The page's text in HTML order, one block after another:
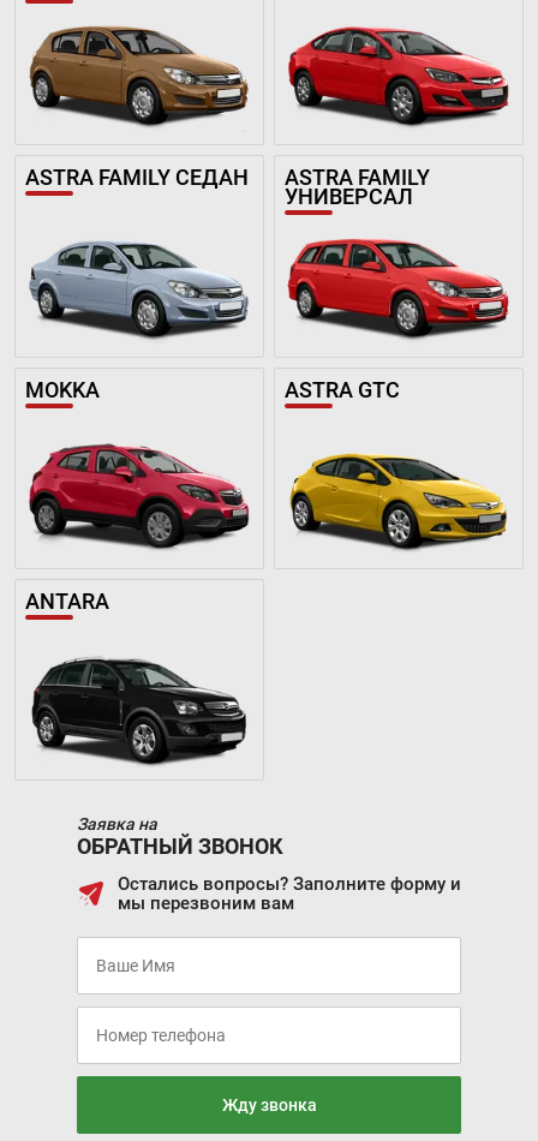
ASTRA FAMILY СЕДАН ASTRA FAMILY
УНИВЕРСАЛ
MOKKA ASTRA GTC
ANTARA
Заявка на
ОБРАТНЫЙ ЗВОНОК
Остались вопросы? Заполните форму и
мы перезвоним вам
Жду звонка